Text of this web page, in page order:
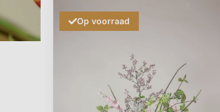
Op voorraad